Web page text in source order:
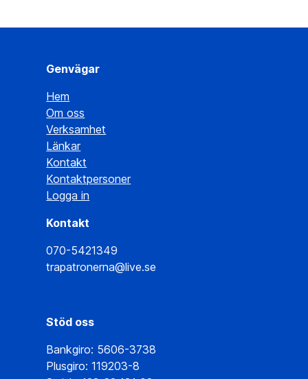
Genvägar
Hem
Om oss
Verksamhet
Länkar
Kontakt
Kontaktpersoner
Logga in
Kontakt
070-5421349
trapatronerna@live.se
Stöd oss
Bankgiro: 5606-3738
Plusgiro: 119203-8